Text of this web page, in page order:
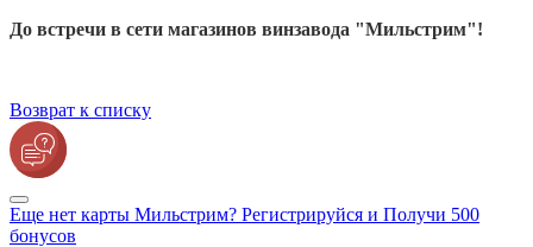
До встречи в сети магазинов винзавода "Мильстрим"!
Возврат к списку
Еще нет карты Мильстрим? Регистрируйся и Получи 500
бонусов